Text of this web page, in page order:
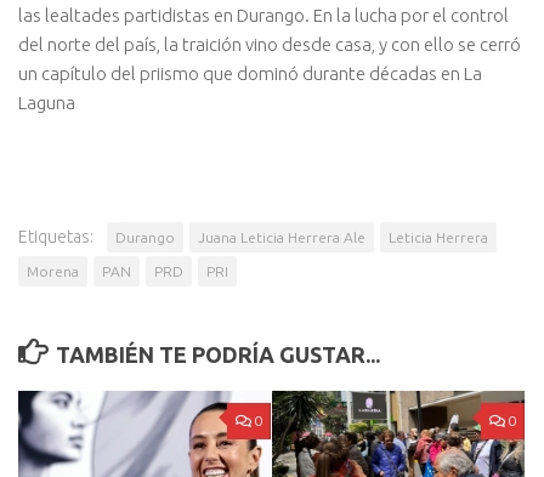
las lealtades partidistas en Durango. En la lucha por el control
del norte del país, la traición vino desde casa, y con ello se cerró
un capítulo del priismo que dominó durante décadas en La
Laguna
Etiquetas: Durango Juana Leticia Herrera Ale Leticia Herrera
Morena PAN PRD PRI
TAMBIÉN TE PODRÍA GUSTAR...
0 0